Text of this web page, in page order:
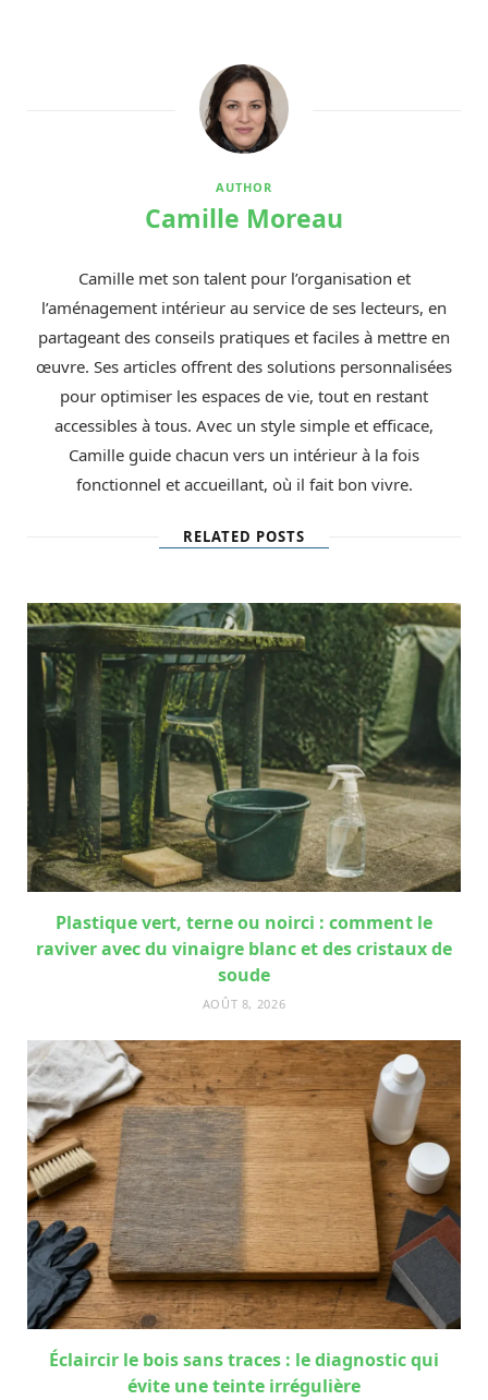
AUTHOR
Camille Moreau
Camille met son talent pour l’organisation et
l’aménagement intérieur au service de ses lecteurs, en
partageant des conseils pratiques et faciles à mettre en
œuvre. Ses articles offrent des solutions personnalisées
pour optimiser les espaces de vie, tout en restant
accessibles à tous. Avec un style simple et efficace,
Camille guide chacun vers un intérieur à la fois
fonctionnel et accueillant, où il fait bon vivre.
RELATED POSTS
Plastique vert, terne ou noirci : comment le
raviver avec du vinaigre blanc et des cristaux de
soude
AOÛT 8, 2026
Éclaircir le bois sans traces : le diagnostic qui
évite une teinte irrégulière